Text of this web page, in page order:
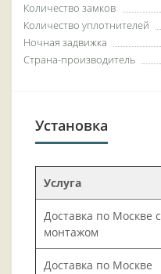
Количество замков
Количество уплотнителей
Ночная задвижка
Страна-производитель
Установка
Услуга
Доставка по Москве с
монтажом
Доставка по Москве